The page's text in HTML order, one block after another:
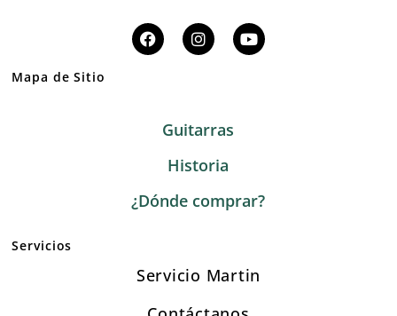
Mapa de Sitio
Guitarras
Historia
¿Dónde comprar?
Servicios
Servicio Martin